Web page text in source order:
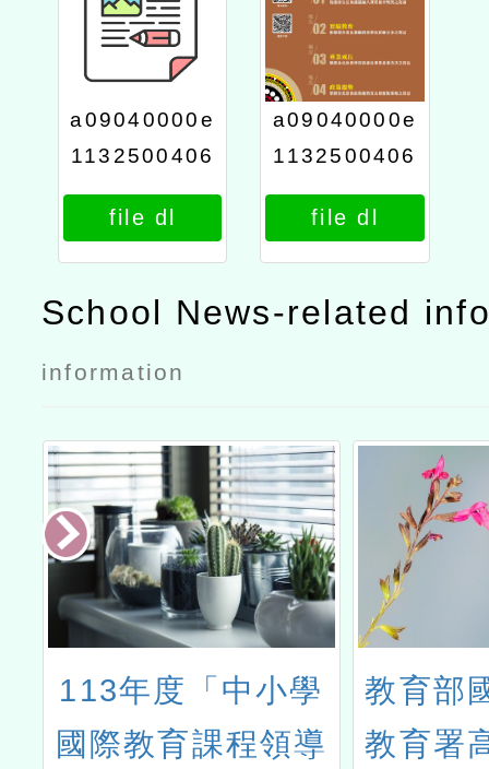
a09040000e
1132500406
02
file dl
a09040000e
1132500406
01
file dl
School News-related
information
113年度「中小學
國際教育課程領導
教育部
教育署